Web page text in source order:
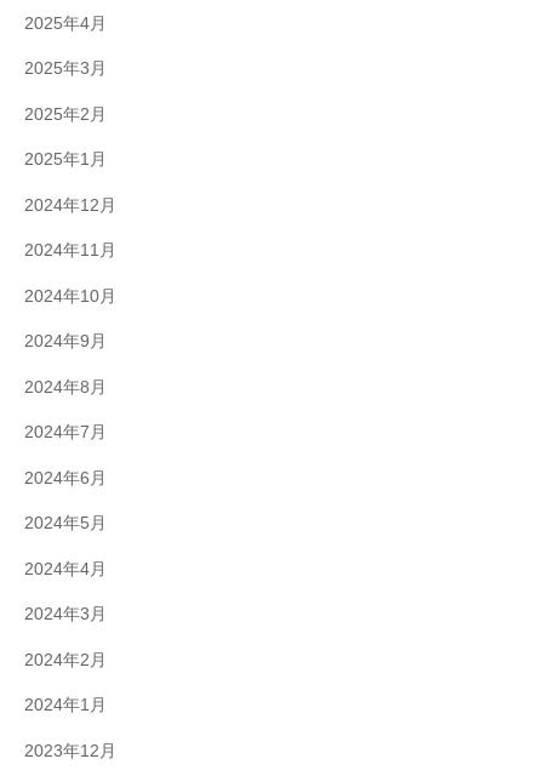
2025年4月
2025年3月
2025年2月
2025年1月
2024年12月
2024年11月
2024年10月
2024年9月
2024年8月
2024年7月
2024年6月
2024年5月
2024年4月
2024年3月
2024年2月
2024年1月
2023年12月